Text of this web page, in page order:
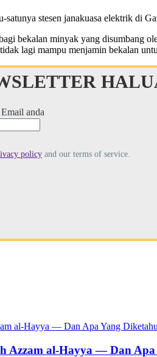
stesen janakuasa elektrik di
bekalan minyak yang disumbang
lagi mampu menjamin bekalan
anda
policy and our terms of service.
Azzam al-Hayya — Dan